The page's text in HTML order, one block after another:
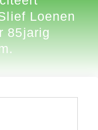
Loenen
85jarig